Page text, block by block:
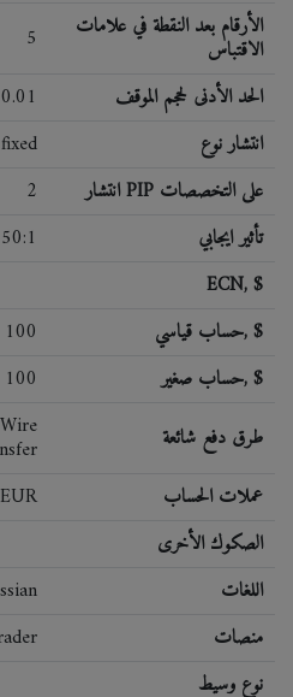
5
الأرقام بعد النقطة في علامات
الاقتباس
0.01
الحد الأدنى لحجم الموقف
fixed
انتشار نوع
2
انتشار PIP على التخصصات
50:1
تأثير ايجابي
ECN, $
100
حساب قياسي, $
100
حساب صغير, $
طرق دفع شائعة
عملات الحساب
الصكوك الأخرى
اللغات
منصات
نوع وسيط